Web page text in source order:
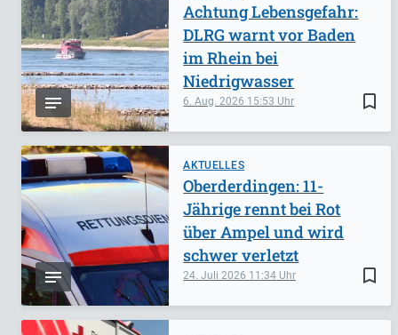
bookmark_border
6. Aug. 2026 15:53
Achtung Lebensgefahr:
DLRG warnt vor Baden
im Rhein bei
Niedrigwasser
AKTUELLES
bookmark_border
24. Juli 2026 11:34
Oberderdingen: 11-
Jährige rennt bei Rot
über Ampel und wird
schwer verletzt